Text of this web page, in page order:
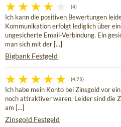
(4)
Ich kann die positiven Bewertungen
Kommunikation erfolgt lediglich über
ungesicherte Email-Verbindung. Ein
man sich mit der [...]
Bigbank Festgeld
(4,75)
Ich habe mein Konto bei Zinsgold vor
noch attraktiver waren. Leider sind die
am [...]
Zinsgold Festgeld